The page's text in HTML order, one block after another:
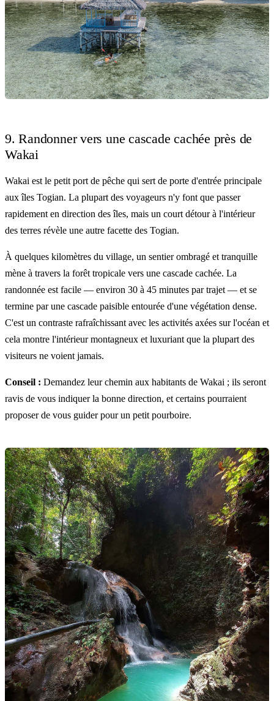
9. Randonner vers une cascade cachée près de
Wakai
Wakai est le petit port de pêche qui sert de porte d'entrée principale
aux îles Togian. La plupart des voyageurs n'y font que passer
rapidement en direction des îles, mais un court détour à l'intérieur
des terres révèle une autre facette des Togian.
À quelques kilomètres du village, un sentier ombragé et tranquille
mène à travers la forêt tropicale vers une cascade cachée. La
randonnée est facile — environ 30 à 45 minutes par trajet — et se
termine par une cascade paisible entourée d'une végétation dense.
C'est un contraste rafraîchissant avec les activités axées sur l'océan et
cela montre l'intérieur montagneux et luxuriant que la plupart des
visiteurs ne voient jamais.
Conseil : Demandez leur chemin aux habitants de Wakai ; ils seront
ravis de vous indiquer la bonne direction, et certains pourraient
proposer de vous guider pour un petit pourboire.